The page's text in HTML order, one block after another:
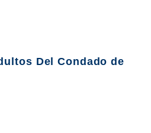
Del Condado de